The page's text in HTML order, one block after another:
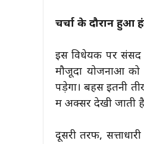
चर्चा के दौरान हुआ
इस विधेयक पर संसद
मौजूदा योजनाओं को
पड़ेगा। बहस इतनी
में अक्सर देखी जाती
दूसरी तरफ,